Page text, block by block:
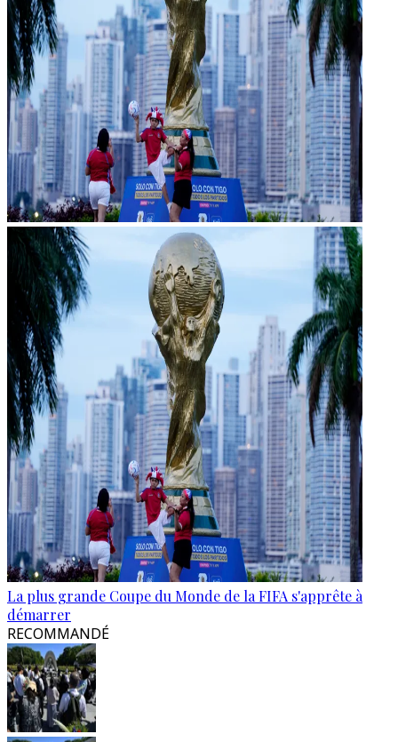
La plus grande Coupe du Monde de la FIFA s'apprête à
démarrer
RECOMMANDÉ